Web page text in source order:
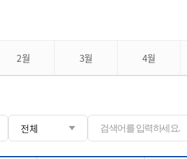
2월 3월 4월